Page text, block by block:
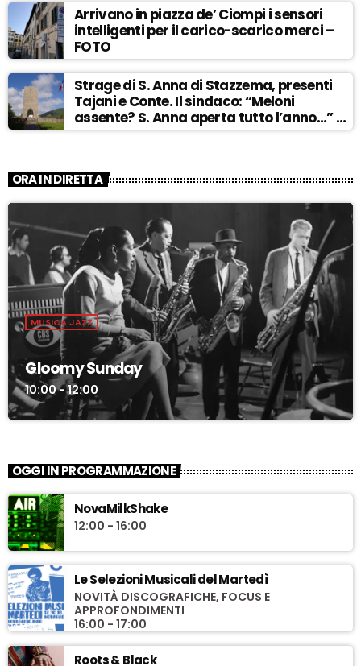
Arrivano in piazza de’ Ciompi i sensori
intelligenti per il carico-scarico merci –
FOTO
Strage di S. Anna di Stazzema, presenti
Tajani e Conte. Il sindaco: “Meloni
assente? S. Anna aperta tutto l’anno…” –
ASCOLTA
ORA IN DIRETTA
MUSICA JAZZ
Gloomy Sunday
10:00 - 12:00
OGGI IN PROGRAMMAZIONE
NovaMilkShake
12:00 - 16:00
Le Selezioni Musicali del Martedì
NOVITÀ DISCOGRAFICHE, FOCUS E
APPROFONDIMENTI
16:00 - 17:00
Roots & Black